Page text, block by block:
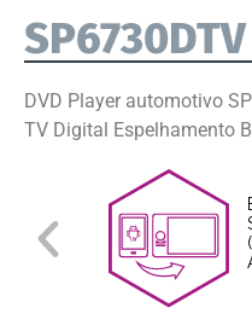
SP6730DTV
DVD Player automotivo
TV Digital Espelhamento